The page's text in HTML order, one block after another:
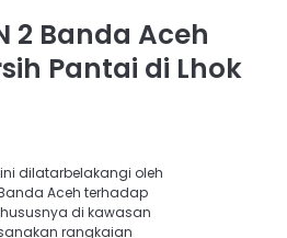
2 Banda Aceh
Pantai di Lhok
dilatarbelakangi oleh
Aceh terhadap
di kawasan
rangkaian